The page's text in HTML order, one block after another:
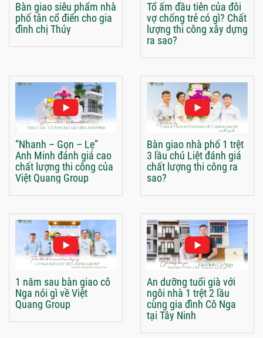
Bàn giao siêu phẩm nhà
phố tân cổ điển cho gia
đình chị Thúy
Tổ ấm đầu tiên của đôi
vợ chống trẻ có gì? Chất
lượng thi công xây dựng
ra sao?
“Nhanh – Gọn – Lẹ”
Anh Minh đánh giá cao
chất lượng thi công của
Việt Quang Group
Bàn giao nhà phố 1 trệt
3 lầu chú Liệt đánh giá
chất lượng thi công ra
sao?
1 năm sau bàn giao cô
Nga nói gì về Việt
Quang Group
An dưỡng tuổi già với
ngôi nhà 1 trệt 2 lầu
cùng gia đình Cô Nga
tại Tây Ninh